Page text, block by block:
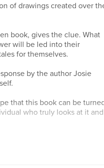
of drawings created over
book, gives the clue. What
will be led into their
for themselves.
by the author Josie
that this book can be
who truly looks at it and